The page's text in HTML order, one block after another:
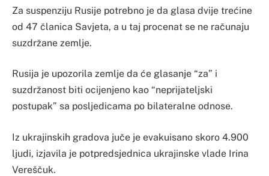
Za suspenziju Rusije potrebno je da glasa dvije trećine
od 47 članica Savjeta, a u taj procenat se ne računaju
suzdržane zemlje.
Rusija je upozorila zemlje da će glasanje “za” i
suzdržanost biti ocijenjeno kao “neprijateljski
postupak” sa posljedicama po bilateralne odnose.
Iz ukrajinskih gradova juče je evakuisano skoro 4.900
ljudi, izjavila je potpredsjednica ukrajinske vlade Irina
Vereščuk.